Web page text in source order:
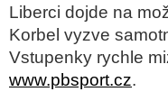
Liberci dojde na
Korbel vyzve
Vstupenky rychle
www.pbsport.cz.